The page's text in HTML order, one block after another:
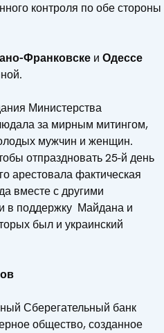
контроля по обе стороны
Франковске и Одессе
Министерства
за мирным митингом,
мужчин и женщин.
отпраздновать 25-й день
арестовала фактическая
вместе с другими
в поддержку Майдана и
был и украинский
Сберегательный банк
общество, созданное